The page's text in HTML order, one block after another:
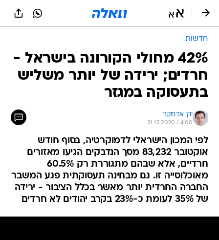
חדשות
42% מחולי הקורונה בישראל -
חרדים; ירידה של יותר משליש
בתעסוקה במגזר
יקי אדמקר
31.12.2020 / 4:00
לפי המכון הישראלי לדמוקרטיה, בסוף חודש
אוקטובר 83,232 מסך הנדבקים הגיעו מאזורים
חרדיים, אלא שבהם מתגוררת רק 60.5%
מאוכלוסייה זו. גם מבחינה תעסוקתית פגע המשבר
החברה החרדית יותר מאשר בכלל הציבור - ירידה
של 35% לעומת כ-23% בקרב יהודים לא חרדים